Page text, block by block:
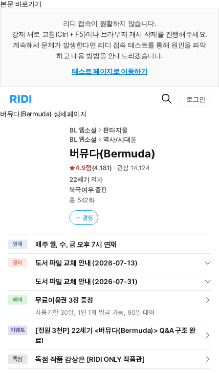
본문 바로가기
리디 접속이 원활하지 않습니다.
강제 새로 고침(Ctrl + F5)이나 브라우저 캐시 삭제를 진행해주세요.
계속해서 문제가 발생한다면 리디 접속 테스트를 통해 원인을 파악
하고 대응 방법을 안내드리겠습니다.
테스트 페이지로 이동하기
리
홈
검
로그인
버뮤다(Bermuda) 상세페이지
BL 웹소설
판타지물
BL 웹소설
역사/시대물
버뮤다(Bermuda)
4.9 (4,181) 관심14,124
22세기 저자
북극여우출판
총 542화
관심
연재 매주 월, 수, 금 오후 7시 연재
공지 도서 파일 교체 안내 (2026-07-13)
도서 파일 교체 안내 (2026-07-31)
혜택 무료이용권 3장 증정
사용기한 30일, 1인 1회 발급 가능, 90일 대여
이벤트
[전원 3천P] 22세기 <버뮤다(Bermuda)> Q&A 구조 완
료!
독점 독점 작품 감상은 [RIDI ONLY 작품관]